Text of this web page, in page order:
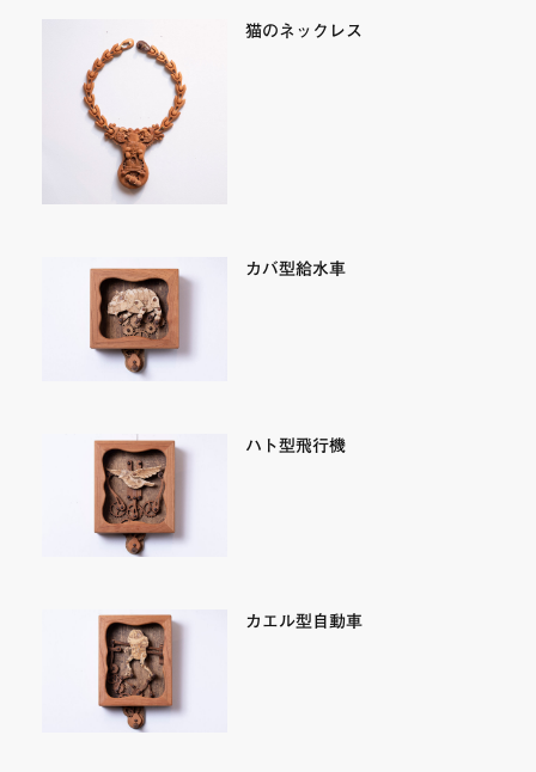
猫のネックレス
カバ型給水車
ハト型飛行機
カエル型自動車